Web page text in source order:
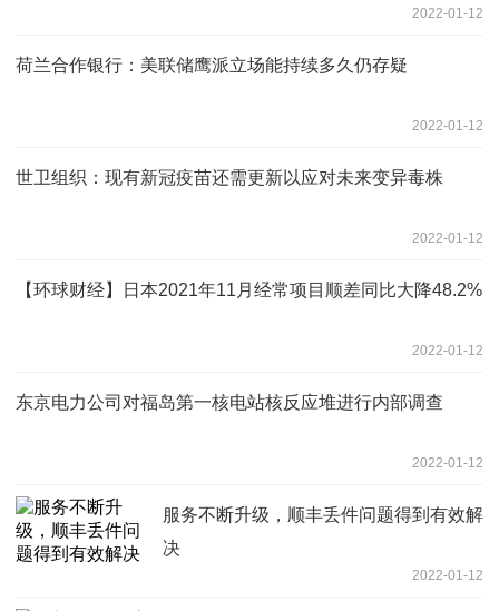
2022-01-12
荷兰合作银行：美联储鹰派立场能持续多久仍存疑
2022-01-12
世卫组织：现有新冠疫苗还需更新以应对未来变异毒株
2022-01-12
【环球财经】日本2021年11月经常项目顺差同比大降48.2%
2022-01-12
东京电力公司对福岛第一核电站核反应堆进行内部调查
2022-01-12
服务不断升级，顺丰丢件问题得到有效解
决
2022-01-12